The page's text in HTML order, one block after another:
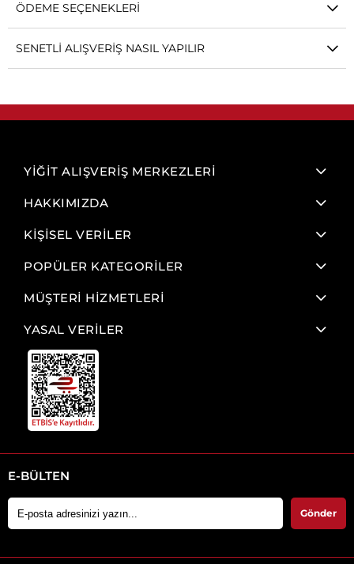
ÖDEME SEÇENEKLERI
SENETLI ALIŞVERIŞ NASIL YAPILIR
YİĞİT ALIŞVERİŞ MERKEZLERİ
HAKKIMIZDA
KİŞİSEL VERİLER
POPÜLER KATEGORİLER
MÜŞTERİ HİZMETLERİ
YASAL VERİLER
E-BÜLTEN
Gönder